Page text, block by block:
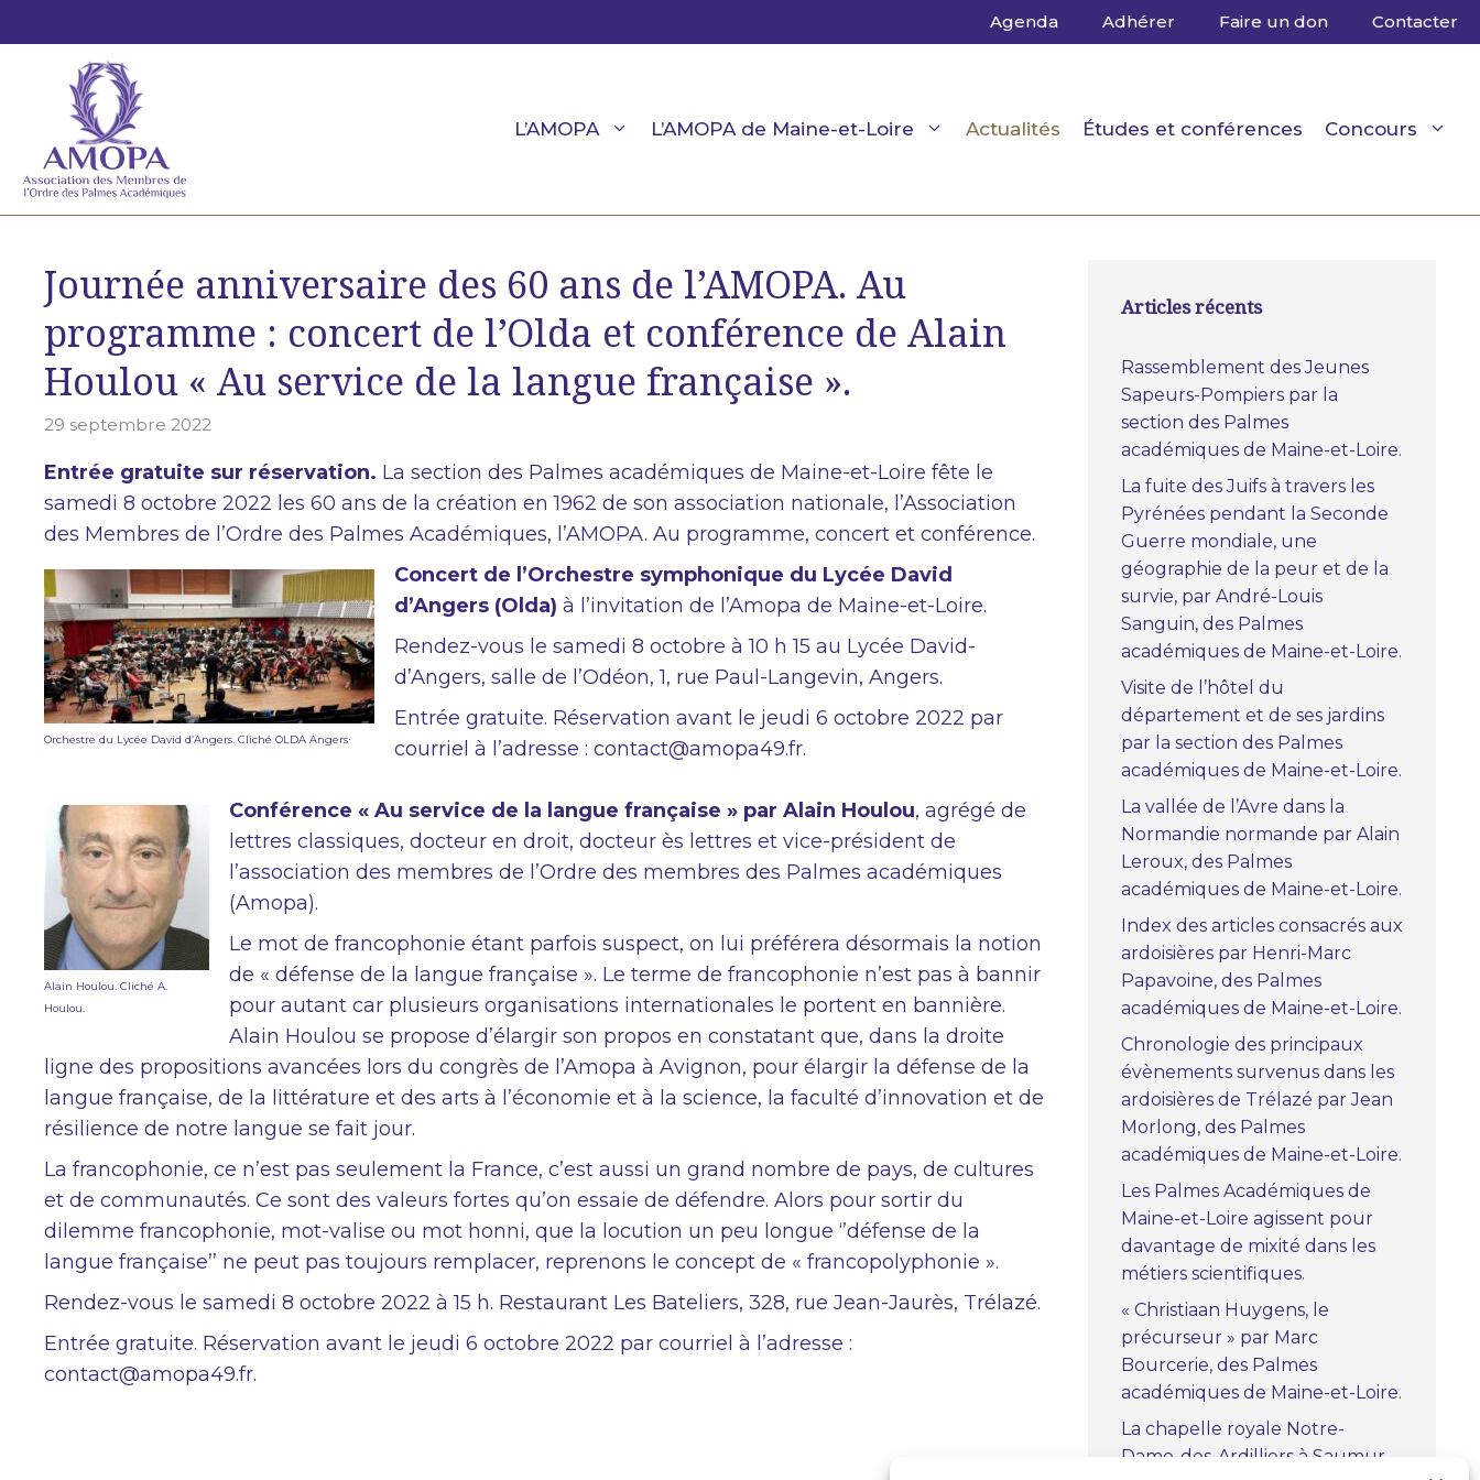
au
contenu
Agenda Adhérer Faire un don Contacter
L’AMOPA L’AMOPA de Maine-et-Loire Actualités Études et conférences Concours
Journée anniversaire des 60 ans de l’AMOPA. Au
programme : concert de l’Olda et conférence de Alain
Houlou « Au service de la langue française ».
29 septembre 2022
Entrée gratuite sur réservation. La section des Palmes académiques de Maine-et-Loire fête le
samedi 8 octobre 2022 les 60 ans de la création en 1962 de son association nationale, l’Association
des Membres de l’Ordre des Palmes Académiques, l’AMOPA. Au programme, concert et conférence.
Orchestre du Lycée David d’Angers. Cliché OLDA Angers
Concert de l’Orchestre symphonique du Lycée David
d’Angers (Olda) à l’invitation de l’Amopa de Maine-et-Loire.
Rendez-vous le samedi 8 octobre à 10 h 15 au Lycée David-
d’Angers, salle de l’Odéon, 1, rue Paul-Langevin, Angers.
Entrée gratuite. Réservation avant le jeudi 6 octobre 2022 par
courriel à l’adresse : contact@amopa49.fr.
Alain Houlou. Cliché A.
Houlou.
Conférence « Au service de la langue française » par Alain Houlou, agrégé de
lettres classiques, docteur en droit, docteur ès lettres et vice-président de
l’association des membres de l’Ordre des membres des Palmes académiques
(Amopa).
Le mot de francophonie étant parfois suspect, on lui préférera désormais la notion
de « défense de la langue française ». Le terme de francophonie n’est pas à bannir
pour autant car plusieurs organisations internationales le portent en bannière.
Alain Houlou se propose d’élargir son propos en constatant que, dans la droite
ligne des propositions avancées lors du congrès de l’Amopa à Avignon, pour élargir la défense de la
langue française, de la littérature et des arts à l’économie et à la science, la faculté d’innovation et de
résilience de notre langue se fait jour.
La francophonie, ce n’est pas seulement la France, c’est aussi un grand nombre de pays, de cultures
et de communautés. Ce sont des valeurs fortes qu’on essaie de défendre. Alors pour sortir du
dilemme francophonie, mot-valise ou mot honni, que la locution un peu longue ‘’défense de la
langue française’’ ne peut pas toujours remplacer, reprenons le concept de « francopolyphonie ».
Rendez-vous le samedi 8 octobre 2022 à 15 h. Restaurant Les Bateliers, 328, rue Jean-Jaurès, Trélazé.
Entrée gratuite. Réservation avant le jeudi 6 octobre 2022 par courriel à l’adresse :
contact@amopa49.fr.
Articles récents
Rassemblement des Jeunes
Sapeurs-Pompiers par la
section des Palmes
académiques de Maine-et-Loire.
La fuite des Juifs à travers les
Pyrénées pendant la Seconde
Guerre mondiale, une
géographie de la peur et de la
survie, par André-Louis
Sanguin, des Palmes
académiques de Maine-et-Loire.
Visite de l’hôtel du
département et de ses jardins
par la section des Palmes
académiques de Maine-et-Loire.
La vallée de l’Avre dans la
Normandie normande par Alain
Leroux, des Palmes
académiques de Maine-et-Loire.
Index des articles consacrés aux
ardoisières par Henri-Marc
Papavoine, des Palmes
académiques de Maine-et-Loire.
Chronologie des principaux
évènements survenus dans les
ardoisières de Trélazé par Jean
Morlong, des Palmes
académiques de Maine-et-Loire.
Les Palmes Académiques de
Maine-et-Loire agissent pour
davantage de mixité dans les
métiers scientifiques.
« Christiaan Huygens, le
précurseur » par Marc
Bourcerie, des Palmes
académiques de Maine-et-Loire.
La chapelle royale Notre-
Dame-des-Ardilliers à Saumur